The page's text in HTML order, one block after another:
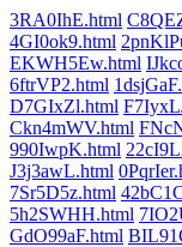
3RA0IhE.html
4GI0ok9.html
EKWH5Ew.html
6ftrVP2.html
D7GIxZl.html
Ckn4mWV.html
990IwpK.html
J3j3awL.html
7Sr5D5z.html
5h2SWHH.html
GdO99aF.html